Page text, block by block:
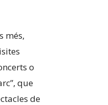
més,
o
que
de